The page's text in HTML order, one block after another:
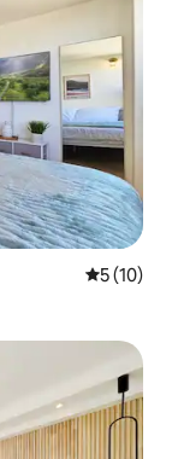
5 de uma
5 (10)